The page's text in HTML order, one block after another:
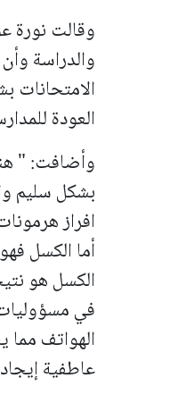
وقالت نورة
والدراسة
الامتحانات
العودة
وأضافت: "
بشكل سليم
افراز
أما الكسل
الكسل هو
في
الهواتف مما
عاطفية